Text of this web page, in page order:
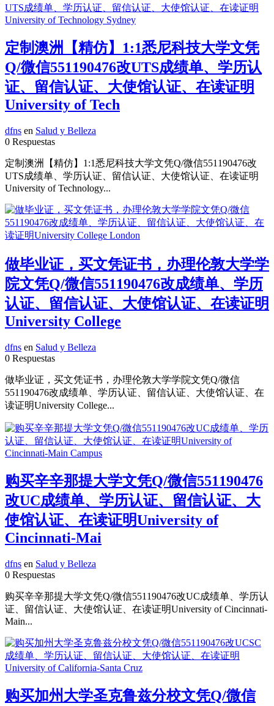
定制澳洲【精仿】1:1悉尼科技大学文凭
Q/微信551190476改UTS成绩单、学历认
证、留信认证、大使馆认证、在读证明
University of Tech
dfns en Salud y Belleza
0 Respuestas
定制澳洲【精仿】1:1悉尼科技大学文凭Q/微信551190476改
UTS成绩单、学历认证、留信认证、大使馆认证、在读证明
University of Technology...
做毕业证，买文凭证书，办理伦敦大学学
院文凭Q/微信551190476改成绩单、学历
认证、留信认证、大使馆认证、在读证明
University College
dfns en Salud y Belleza
0 Respuestas
做毕业证，买文凭证书，办理伦敦大学学院文凭Q/微信
551190476改成绩单、学历认证、留信认证、大使馆认证、在
读证明University College...
购买辛辛那提大学文凭Q/微信551190476
改UC成绩单、学历认证、留信认证、大
使馆认证、在读证明University of
Cincinnati-Mai
dfns en Salud y Belleza
0 Respuestas
购买辛辛那提大学文凭Q/微信551190476改UC成绩单、学历认
证、留信认证、大使馆认证、在读证明University of Cincinnati-
Main...
购买加州大学圣克鲁兹分校文凭Q/微信